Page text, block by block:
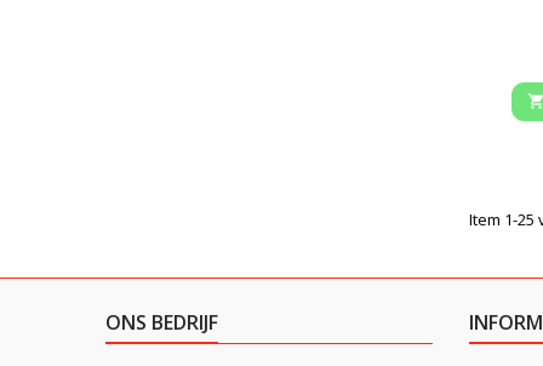

Item 1-25
ONS BEDRIJF